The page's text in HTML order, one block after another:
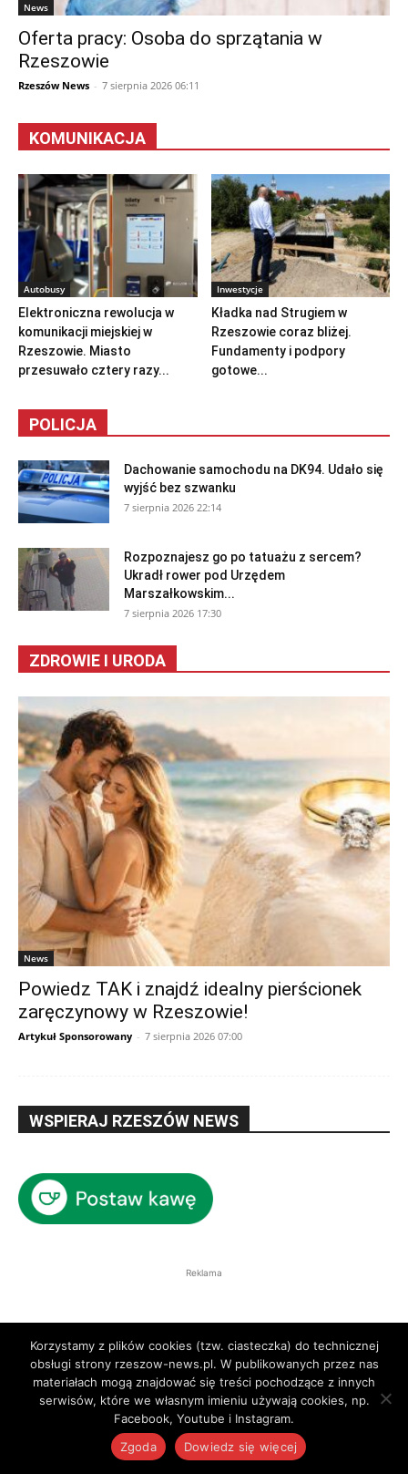
News
Oferta pracy: Osoba do sprzątania w
Rzeszowie
Rzeszów News - 7 sierpnia 2026 06:11
KOMUNIKACJA
Autobusy
Elektroniczna rewolucja w
komunikacji miejskiej w
Rzeszowie. Miasto
przesuwało cztery razy...
Inwestycje
Kładka nad Strugiem w
Rzeszowie coraz bliżej.
Fundamenty i podpory
gotowe...
POLICJA
Dachowanie samochodu na DK94. Udało się
wyjść bez szwanku
7 sierpnia 2026 22:14
Rozpoznajesz go po tatuażu z sercem?
Ukradł rower pod Urzędem
Marszałkowskim...
7 sierpnia 2026 17:30
ZDROWIE I URODA
News
Powiedz TAK i znajdź idealny pierścionek
zaręczynowy w Rzeszowie!
Artykuł Sponsorowany - 7 sierpnia 2026 07:00
WSPIERAJ RZESZÓW NEWS
Reklama
Korzystamy z plików cookies (tzw. ciasteczka) do technicznej
obsługi strony rzeszow-news.pl. W publikowanych przez nas
materiałach mogą znajdować się treści pochodzące z innych
serwisów, które we własnym imieniu używają cookies, np.
Facebook, Youtube i Instagram.
Zgoda
Dowiedz się więcej